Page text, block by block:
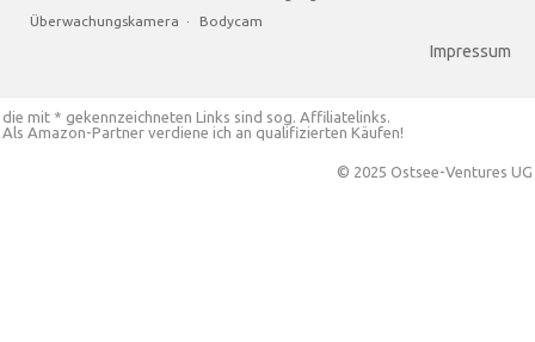
Überwachungskamera · Bodycam
Impressum
die mit * gekennzeichneten Links sind sog. Affiliatelinks.
Als Amazon-Partner verdiene ich an qualifizierten Käufen!
© 2025 Ostsee-Ventures UG